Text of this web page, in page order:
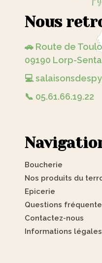
Nous
🚗 Route de
09190 Lorp-
💻
📞 05.61.66.19.22
Boucherie
Nos produits du
Epicerie
Questions
Contactez-nous
Informations légales